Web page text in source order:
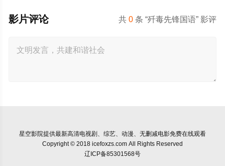
共0 条 “歼毒先锋国语” 影评
影片评论
星空影院提供最新高清电视剧、综艺、动漫、无删减电影免费在线观看
Copyright © 2018 icefoxzs.com All Rights Reserved
辽ICP备85301568号